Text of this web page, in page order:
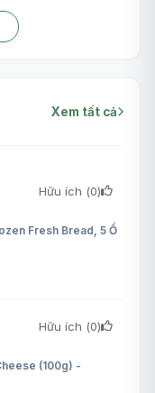
dễ kết hợp vào
Xem tất cả
Hữu ích (0)
Fresh Bread, 5 Ổ
Hữu ích (0)
(100g) -